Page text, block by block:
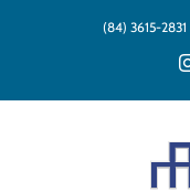
(84) 3615-2831